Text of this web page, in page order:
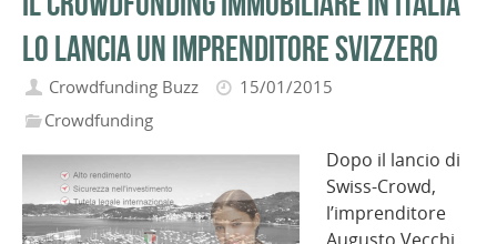
lo lancia un imprenditore svizzero
Crowdfunding Buzz
15/01/2015
Crowdfunding
Dopo il lancio di
Swiss-Crowd,
l’imprenditore
Augusto Vecchi